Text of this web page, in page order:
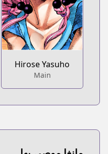
Hirose Yasuho
Main